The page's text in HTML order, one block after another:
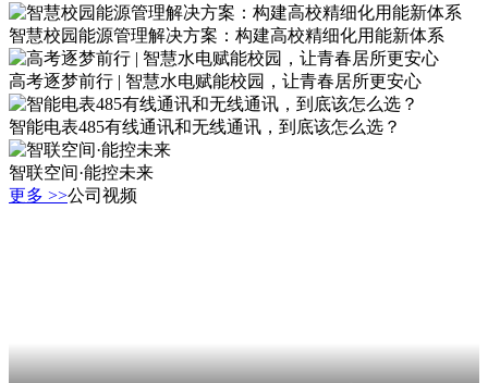
智慧校园能源管理解决方案：构建高校精细化用能新体系
高考逐梦前行 | 智慧水电赋能校园，让青春居所更安心
智能电表485有线通讯和无线通讯，到底该怎么选？
智联空间·能控未来
更多 >>公司视频